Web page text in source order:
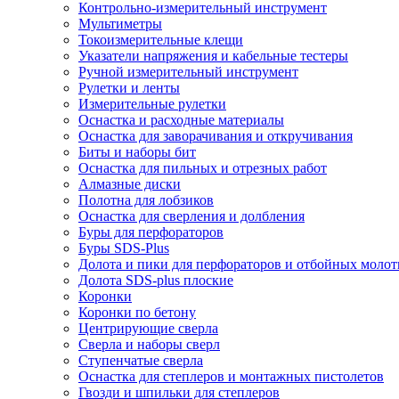
Контрольно-измерительный инструмент
Мультиметры
Токоизмерительные клещи
Указатели напряжения и кабельные тестеры
Ручной измерительный инструмент
Рулетки и ленты
Измерительные рулетки
Оснастка и расходные материалы
Оснастка для заворачивания и откручивания
Биты и наборы бит
Оснастка для пильных и отрезных работ
Алмазные диски
Полотна для лобзиков
Оснастка для сверления и долбления
Буры для перфораторов
Буры SDS-Plus
Долота и пики для перфораторов и отбойных
Долота SDS-plus плоские
Коронки
Коронки по бетону
Центрирующие сверла
Сверла и наборы сверл
Ступенчатые сверла
Оснастка для степлеров и монтажных пистолетов
Гвозди и шпильки для степлеров